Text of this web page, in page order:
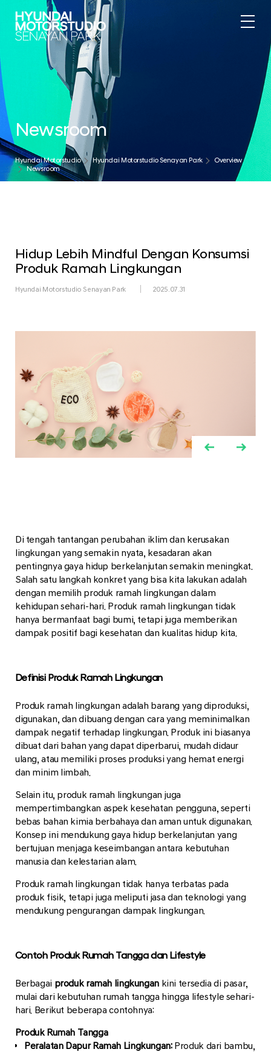
Newsroom
Hyundai Motorstudio Hyundai Motorstudio Senayan Park
Overview
Newsroom
Hidup Lebih Mindful Dengan Konsumsi
Produk Ramah Lingkungan
Hyundai Motorstudio Senayan Park 2025.07.31
Di tengah tantangan perubahan iklim dan kerusakan
lingkungan yang semakin nyata, kesadaran akan
pentingnya gaya hidup berkelanjutan semakin meningkat.
Salah satu langkah konkret yang bisa kita lakukan adalah
dengan memilih produk ramah lingkungan dalam
kehidupan sehari-hari. Produk ramah lingkungan tidak
hanya bermanfaat bagi bumi, tetapi juga memberikan
dampak positif bagi kesehatan dan kualitas hidup kita.
Definisi Produk Ramah Lingkungan
Produk ramah lingkungan adalah barang yang diproduksi,
digunakan, dan dibuang dengan cara yang meminimalkan
dampak negatif terhadap lingkungan. Produk ini biasanya
dibuat dari bahan yang dapat diperbarui, mudah didaur
ulang, atau memiliki proses produksi yang hemat energi
dan minim limbah.
Selain itu, produk ramah lingkungan juga
mempertimbangkan aspek kesehatan pengguna, seperti
bebas bahan kimia berbahaya dan aman untuk digunakan.
Konsep ini mendukung gaya hidup berkelanjutan yang
bertujuan menjaga keseimbangan antara kebutuhan
manusia dan kelestarian alam.
Produk ramah lingkungan tidak hanya terbatas pada
produk fisik, tetapi juga meliputi jasa dan teknologi yang
mendukung pengurangan dampak lingkungan.
Contoh Produk Rumah Tangga dan Lifestyle
Berbagai produk ramah lingkungankini tersedia di pasar,
mulai dari kebutuhan rumah tangga hingga lifestyle sehari-
hari. Berikut beberapa contohnya:
Produk Rumah Tangga
Peralatan Dapur Ramah Lingkungan:Produk dari bambu,